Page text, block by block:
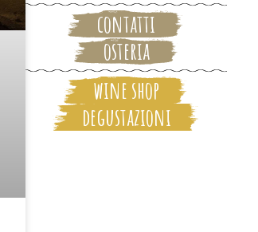
contatti
osteria
wine shop
degustazioni